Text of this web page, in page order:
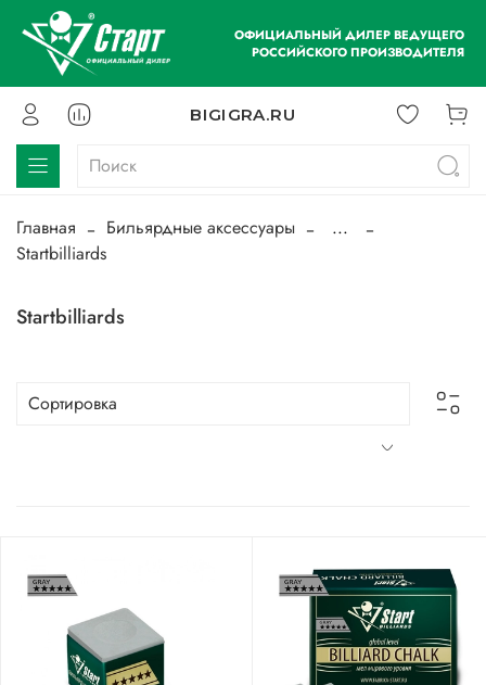
ОФИЦИАЛЬНЫЙ ДИЛЕР ВЕДУЩЕГО
РОССИЙСКОГО ПРОИЗВОДИТЕЛЯ
BIGIGRA.RU
Главная Бильярдные аксессуары
...
Startbilliards
Startbilliards